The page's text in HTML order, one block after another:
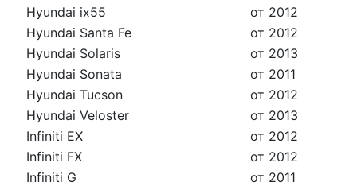
Hyundai ix55
от 2012
Hyundai Santa Fe
от 2012
Hyundai Solaris
от 2013
Hyundai Sonata
от 2011
Hyundai Tucson
от 2012
Hyundai Veloster
от 2013
Infiniti EX
от 2012
Infiniti FX
от 2012
Infiniti G
от 2011